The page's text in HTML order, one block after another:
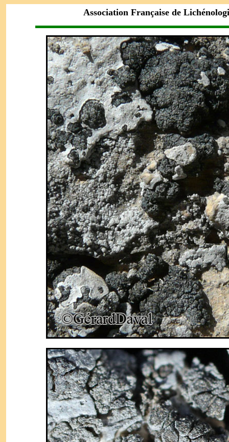
Association Française de